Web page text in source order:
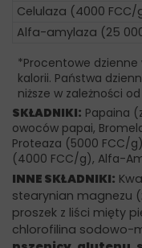
Celulaza (4000 FCC/
Alfa-amylaza (25
*Procentowe
kalorii. Państwa
niższe w zależności
SKŁADNIKI: Papaina
owoców papai,
Proteaza (5000 FCC/
(4000 FCC/g), Alfa-
INNE SKŁADNIKI:
stearynian magnezu
proszek z liści mięty
chlorofilina sodowo-